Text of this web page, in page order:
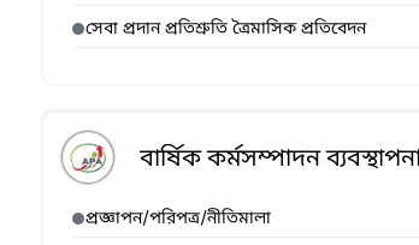
সেবা প্রদান প্রতিশ্রুতি ত্রৈমাসিক প্রতিবেদন
বার্ষিক কর্মসম্পাদন
প্রজ্ঞাপন/পরিপত্র/নীতিমালা